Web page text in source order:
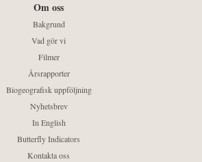
Om oss
Bakgrund
Vad gör vi
Filmer
Årsrapporter
Biogeografisk uppföljning
Nyhetsbrev
In English
Butterfly Indicators
Kontakta oss